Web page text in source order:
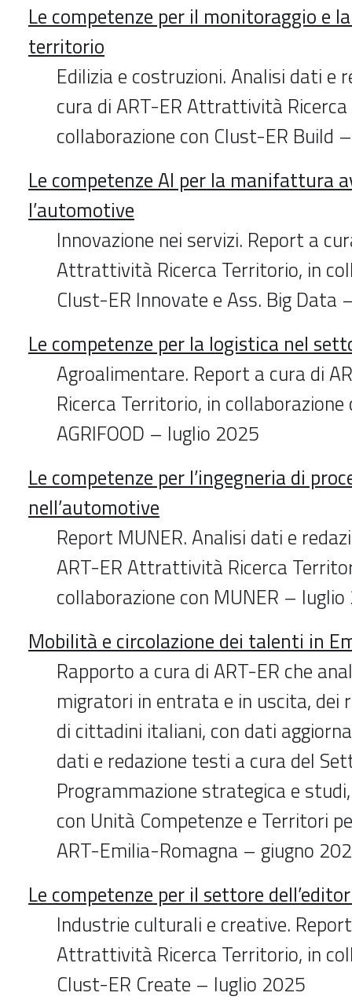
Le competenze per il monitoraggio e
territorio
Edilizia e costruzioni. Analisi dati e
cura di ART-ER Attrattività
collaborazione con Clust-ER Build
Le competenze AI per la manifattura
l’automotive
Innovazione nei servizi. Report a
Attrattività Ricerca Territorio, in
Clust-ER Innovate e Ass. Big Data
Le competenze per la logistica nel
Agroalimentare. Report a cura di
Ricerca Territorio, in
AGRIFOOD – luglio 2025
Le competenze per l’ingegneria di
nell’automotive
Report MUNER. Analisi dati e
ART-ER Attrattività Ricerca
collaborazione con MUNER –
Mobilità e circolazione dei talenti in
Rapporto a cura di ART-ER che
migratori in entrata e in uscita, dei
di cittadini italiani, con dati
dati e redazione testi a cura del
Programmazione strategica e
con Unità Competenze e Territori
ART-Emilia-Romagna – giugno
Le competenze per il settore
Industrie culturali e creative.
Attrattività Ricerca Territorio, in
Clust-ER Create – luglio 2025